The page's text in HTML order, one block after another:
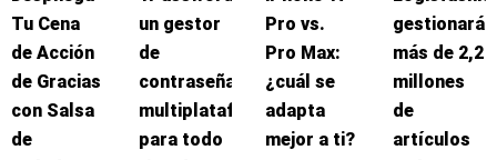
Tu Cena
de Acción
de Gracias
con Salsa
de
un gestor
de
contraseñas
multiplataforma
para todo
Pro vs.
Pro Max:
¿cuál se
adapta
mejor a ti?
gestionará
más de 2,2
millones
de
artículos